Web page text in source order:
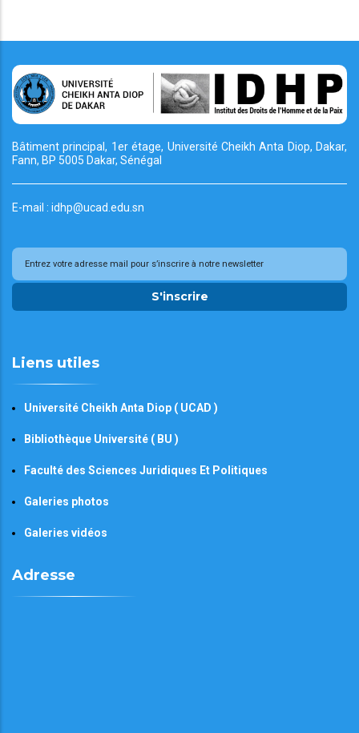
Bâtiment principal, 1er étage, Université CheikhAnta Diop, Dakar,
Fann, BP 5005 Dakar, Sénégal
E-mail : idhp@ucad.edu.sn
S'inscrire
Liens utiles
Université Cheikh Anta Diop ( UCAD )
Bibliothèque Université ( BU )
Faculté des Sciences Juridiques Et Politiques
Galeries photos
Galeries vidéos
Adresse